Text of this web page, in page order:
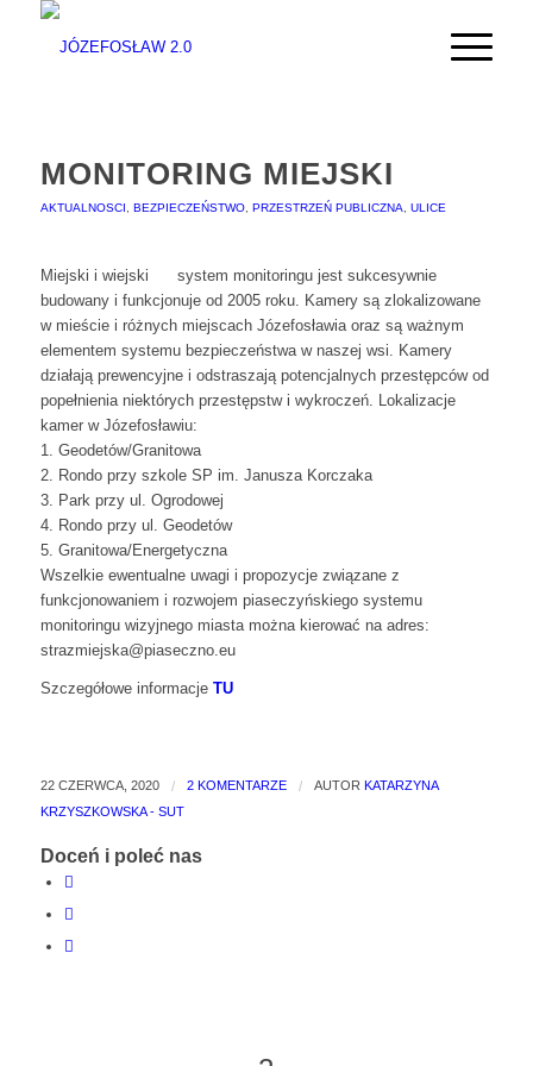
MONITORING MIEJSKI
AKTUALNOSCI BEZPIECZEŃSTWO, PRZESTRZEŃ PUBLICZNA ULICE
Miejski i wiejski
system monitoringu jest sukcesywnie
budowany i funkcjonuje od 2005 roku. Kamery są zlokalizowane
w mieście i różnych miejscach Józefosławia oraz są ważnym
elementem systemu bezpieczeństwa w naszej wsi. Kamery
działają prewencyjne i odstraszają potencjalnych przestępców od
popełnienia niektórych przestępstw i wykroczeń. Lokalizacje
kamer w Józefosławiu:
1. Geodetów/Granitowa
2. Rondo przy szkole SP im. Janusza Korczaka
3. Park przy ul. Ogrodowej
4. Rondo przy ul. Geodetów
5. Granitowa/Energetyczna
Wszelkie ewentualne uwagi i propozycje związane z
funkcjonowaniem i rozwojem piaseczyńskiego systemu
monitoringu wizyjnego miasta można kierować na adres:
strazmiejska@piaseczno.eu
Szczegółowe informacje TU
22 CZERWCA, 2020 / 2 KOMENTARZE / AUTOR KATARZYNA
KRZYSZKOWSKA - SUT
Doceń i poleć nas